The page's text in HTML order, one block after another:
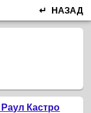
↵ НАЗАД
Кастро